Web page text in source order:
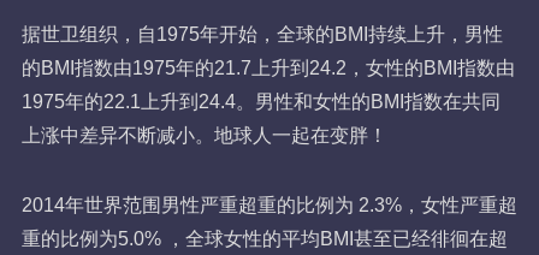
据世卫组织，自1975年开始，全球的BMI持续上升，男性
的BMI指数由1975年的21.7上升到24.2，女性的BMI指数由
1975年的22.1上升到24.4。男性和女性的BMI指数在共同
上涨中差异不断减小。地球人一起在变胖！
2014年世界范围男性严重超重的比例为 2.3%，女性严重超
重的比例为5.0% ，全球女性的平均BMI甚至已经徘徊在超